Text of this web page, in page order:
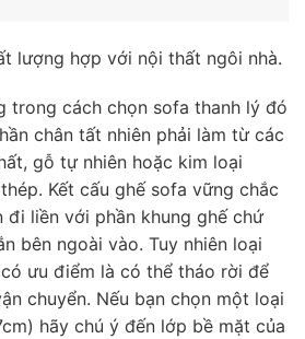
lượng hợp với nội thất ngôi nhà.
trong cách chọn sofa thanh lý đó
chân tất nhiên phải làm từ các
gỗ tự nhiên hoặc kim loại
Kết cấu ghế sofa vững chắc
đi liền với phần khung ghế chứ
bên ngoài vào. Tuy nhiên loại
ưu điểm là có thể tháo rời để
chuyển. Nếu bạn chọn một loại
hãy chú ý đến lớp bề mặt của